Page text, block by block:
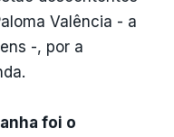
Valência - a
-, por a
foi o